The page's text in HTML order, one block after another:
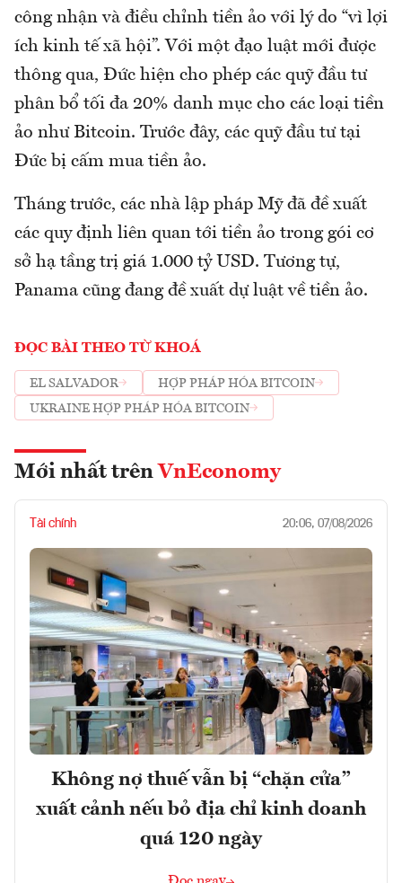
công nhận và điều chỉnh tiền ảo với lý do “vì lợi
ích kinh tế xã hội”. Với một đạo luật mới được
thông qua, Đức hiện cho phép các quỹ đầu tư
phân bổ tối đa 20% danh mục cho các loại tiền
ảo như Bitcoin. Trước đây, các quỹ đầu tư tại
Đức bị cấm mua tiền ảo.
Tháng trước, các nhà lập pháp Mỹ đã đề xuất
các quy định liên quan tới tiền ảo trong gói cơ
sở hạ tầng trị giá 1.000 tỷ USD. Tương tự,
Panama cũng đang đề xuất dự luật về tiền ảo.
ĐỌC BÀI THEO TỪ KHOÁ
EL SALVADOR
HỢP PHÁP HÓA BITCOIN
UKRAINE HỢP PHÁP HÓA BITCOIN
Mới nhất trên VnEconomy
Tài chính 20:06, 07/08/2026
Không nợ thuế vẫn bị “chặn cửa”
xuất cảnh nếu bỏ địa chỉ kinh doanh
quá 120 ngày